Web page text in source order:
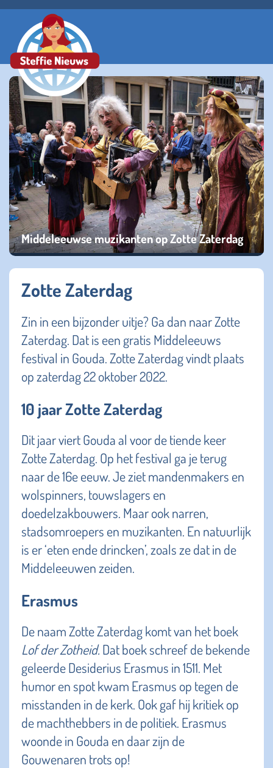
Middeleeuwse muzikanten op Zotte Zaterdag
Zotte Zaterdag
Zin in een bijzonder uitje? Ga dan naar Zotte
Zaterdag. Dat is een gratis Middeleeuws
festival in Gouda. Zotte Zaterdag vindt plaats
op zaterdag 22 oktober 2022.
10 jaar Zotte Zaterdag
Dit jaar viert Gouda al voor de tiende keer
Zotte Zaterdag. Op het festival ga je terug
naar de 16e eeuw. Je ziet mandenmakers en
wolspinners, touwslagers en
doedelzakbouwers. Maar ook narren,
stadsomroepers en muzikanten. En natuurlijk
is er ‘eten ende drincken’, zoals ze dat in de
Middeleeuwen zeiden.
Erasmus
De naam Zotte Zaterdag komt van het boek
Lof der Zotheid. Dat boek schreef de bekende
geleerde Desiderius Erasmus in 1511. Met
humor en spot kwam Erasmus op tegen de
misstanden in de kerk. Ook gaf hij kritiek op
de machthebbers in de politiek. Erasmus
woonde in Gouda en daar zijn de
Gouwenaren trots op!